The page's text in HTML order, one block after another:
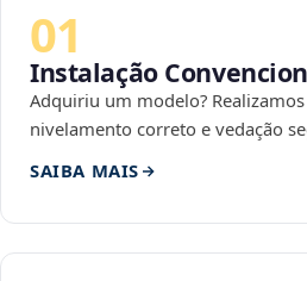
01
Instalação
Adquiriu um modelo?
nivelamento correto e vedação
SAIBA MAIS